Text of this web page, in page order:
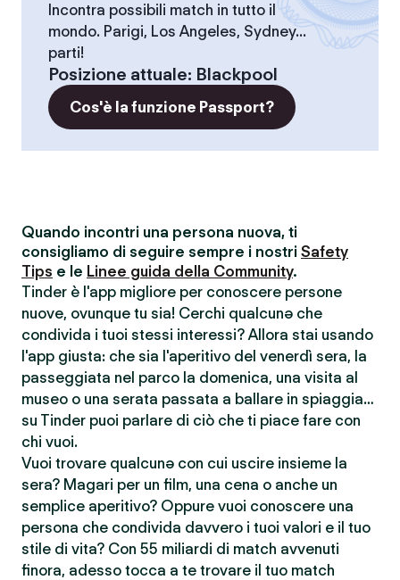
Incontra possibili match in tutto il
mondo. Parigi, Los Angeles, Sydney...
parti!
Posizione attuale: Blackpool
Cos'è la funzione Passport?
Quando incontri una persona nuova, ti
consigliamo di seguire sempre i nostri Safety
Tips e le Linee guida della Community.
Tinder è l'app migliore per conoscere persone
nuove, ovunque tu sia! Cerchi qualcunə che
condivida i tuoi stessi interessi? Allora stai usando
l'app giusta: che sia l'aperitivo del venerdì sera, la
passeggiata nel parco la domenica, una visita al
museo o una serata passata a ballare in spiaggia…
su Tinder puoi parlare di ciò che ti piace fare con
chi vuoi.
Vuoi trovare qualcunə con cui uscire insieme la
sera? Magari per un film, una cena o anche un
semplice aperitivo? Oppure vuoi conoscere una
persona che condivida davvero i tuoi valori e il tuo
stile di vita? Con 55 miliardi di match avvenuti
finora, adesso tocca a te trovare il tuo match